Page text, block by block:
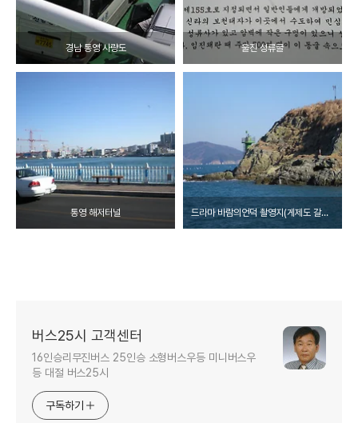
경남 통영 사량도 울진 성류굴
통영 해저터널 드라마 바람의언덕 촬영지(게제도 갈곳리)
버스25시 고객센터
16인승리무진버스 25인승 소형버스우등 미니버스우
등 대절 버스25시
구독하기